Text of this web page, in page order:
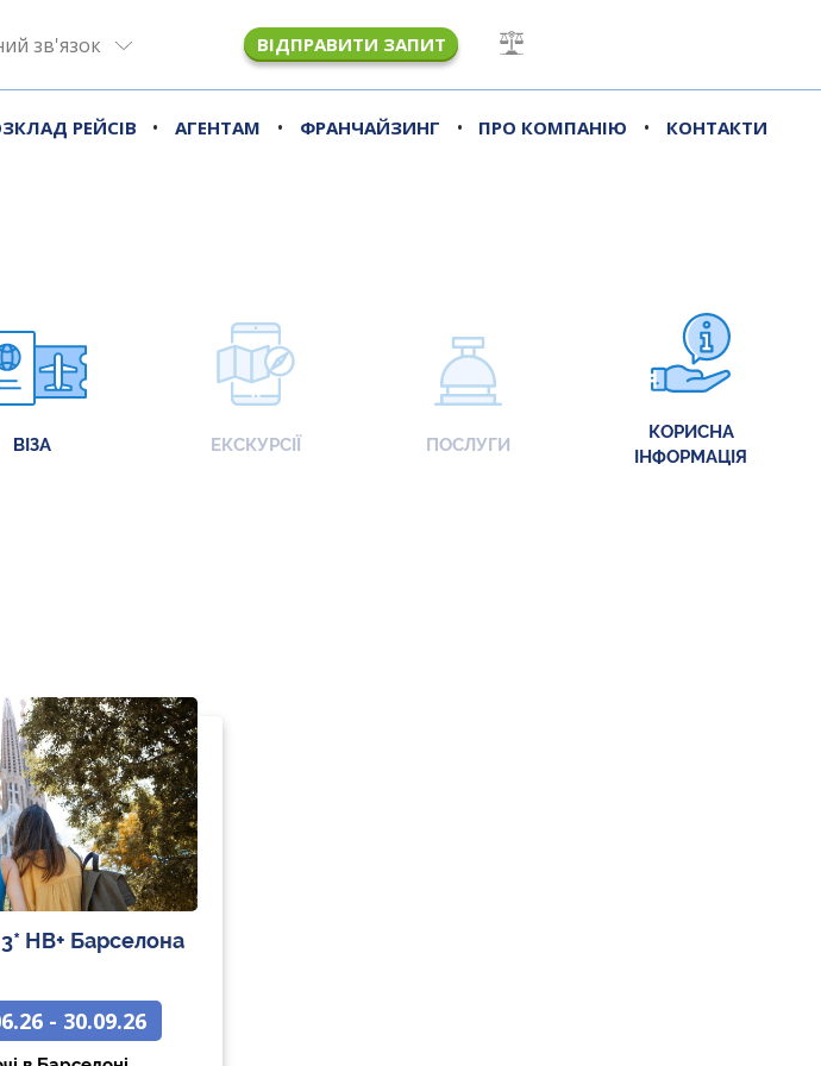
зв'язок ВІДПРАВИТИ ЗАПИТ
РЕЙСІВ • АГЕНТАМ • ФРАНЧАЙЗИНГ • ПРО КОМПАНІЮ • КОНТАКТИ
ВІЗА ЕКСКУРСІЇ ПОСЛУГИ
КОРИСНА
ІНФОРМАЦІЯ
НВ+ Барселона
- 30.09.26